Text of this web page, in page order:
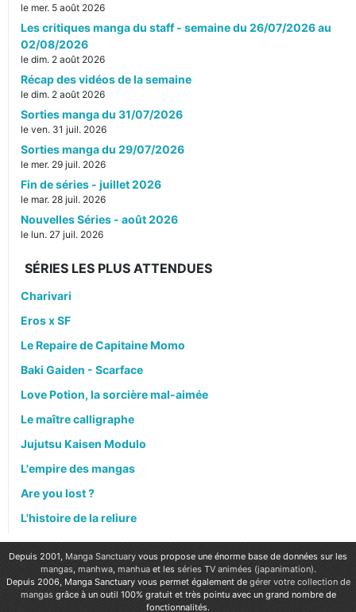
le mer. 5 août 2026
Les critiques manga du staff - semaine du 26/07/2026 au
02/08/2026
le dim. 2 août 2026
Récap des vidéos de la semaine
le dim. 2 août 2026
Sorties manga du 31/07/2026
le ven. 31 juil. 2026
Sorties manga du 29/07/2026
le mer. 29 juil. 2026
Fin de séries - juillet 2026
le mar. 28 juil. 2026
Nouvelles Séries - août 2026
le lun. 27 juil. 2026
SÉRIES LES PLUS ATTENDUES
Charivari
Eros x SF
Le Repaire de Capitaine Momo
Baki Gaiden - Scarface
Love Potion, la sorcière mal-aimée
Le maître calligraphe
Jujutsu Kaisen Modulo
L'empire des mangas
Are you lost ?
L'histoire de la reliure
Depuis 2001, Manga Sanctuary vous propose une énorme base de données sur les
mangas, manhwa, manhuaet les séries TV animées (japanimation).
Depuis 2006, Manga Sanctuary vous permet également de gérer votre collection de
mangas grâce à un outil 100% gratuit et très pointu avec un grand nombre de
fonctionnalités.